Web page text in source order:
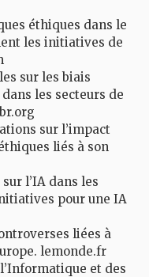
éthiques dans le
les initiatives de
sur les biais
les secteurs de
sur l’impact
liés à son
l’IA dans les
pour une IA
liées à
lemonde.fr
et des